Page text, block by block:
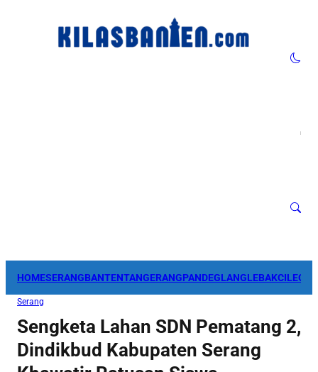
HOMESERANGBANTENTANGERANGPANDEGLANGLEBAK
Serang
Sengketa Lahan SDN Pematang 2,
Dindikbud Kabupaten Serang